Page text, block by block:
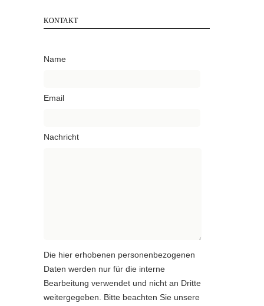
KONTAKT
Name
Email
Nachricht
Die hier erhobenen personenbezogenen
Daten werden nur für die interne
Bearbeitung verwendet und nicht an Dritte
weitergegeben. Bitte beachten Sie unsere